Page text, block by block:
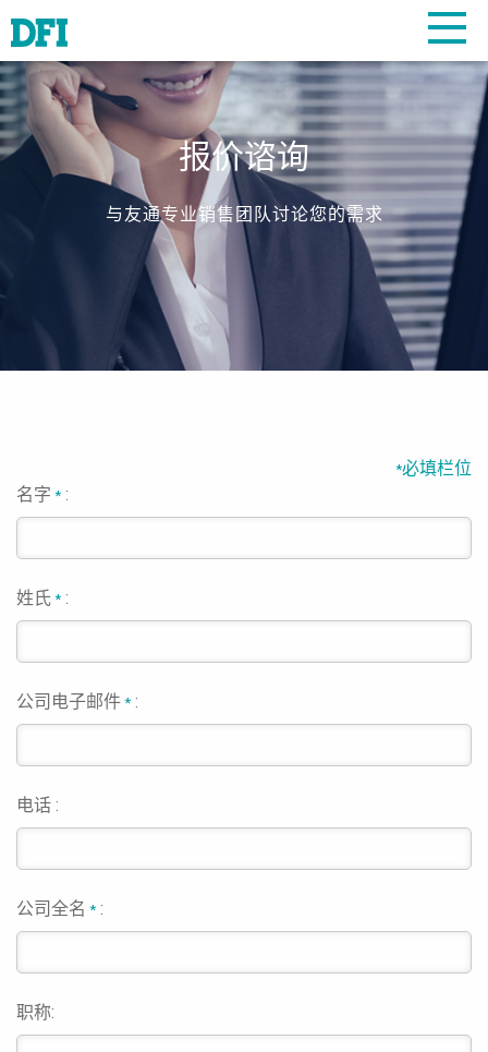
报价谘询
与友通专业销售团队讨论您的需求
*必填栏位
名字* :
姓氏* :
公司电子邮件* :
电话 :
公司全名* :
职称: